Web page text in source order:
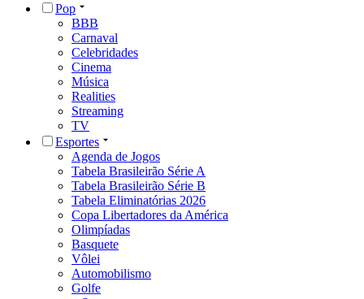
Pop
BBB
Carnaval
Celebridades
Cinema
Música
Realities
Streaming
TV
Esportes
Agenda de Jogos
Tabela Brasileirão Série A
Tabela Brasileirão Série B
Tabela Eliminatórias 2026
Copa Libertadores da América
Olimpíadas
Basquete
Vôlei
Automobilismo
Golfe